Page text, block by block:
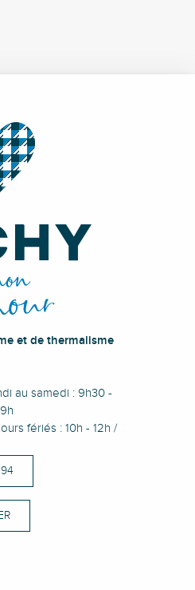
et de thermalisme
au samedi : 9h30 -
fériés : 10h - 12h /